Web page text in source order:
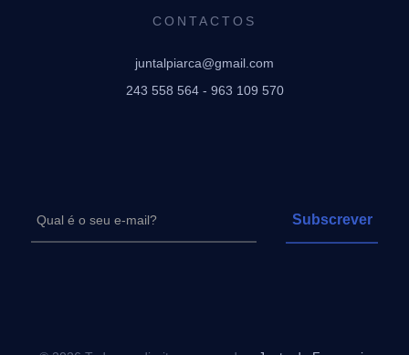
CONTACTOS
juntalpiarca@gmail.com
243 558 564 - 963 109 570